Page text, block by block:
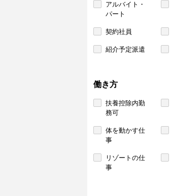
アルバイト・
パート
契約社員
紹介予定派遣
働き方
扶養控除内勤
務可
体を動かす仕
事
リゾートの仕
事